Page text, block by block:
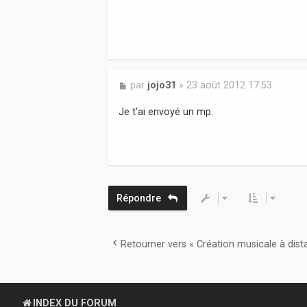
M
s
s
par jojo31 » 23 août 2012 17:53
Je t'ai envoyé un mp.
Répondre
Retourner vers « Création musicale à
INDEX DU FORUM